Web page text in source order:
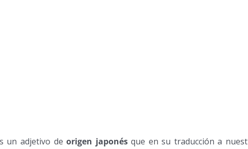
un adjetivo deorigen japonésque en su traducción a